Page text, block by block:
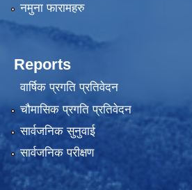
नमुना फारामहरु
Reports
वार्षिक प्रगति प्रतिवेदन
चौमासिक प्रगति प्रतिवेदन
सार्वजनिक सुनुवाई
सार्वजनिक परीक्षण